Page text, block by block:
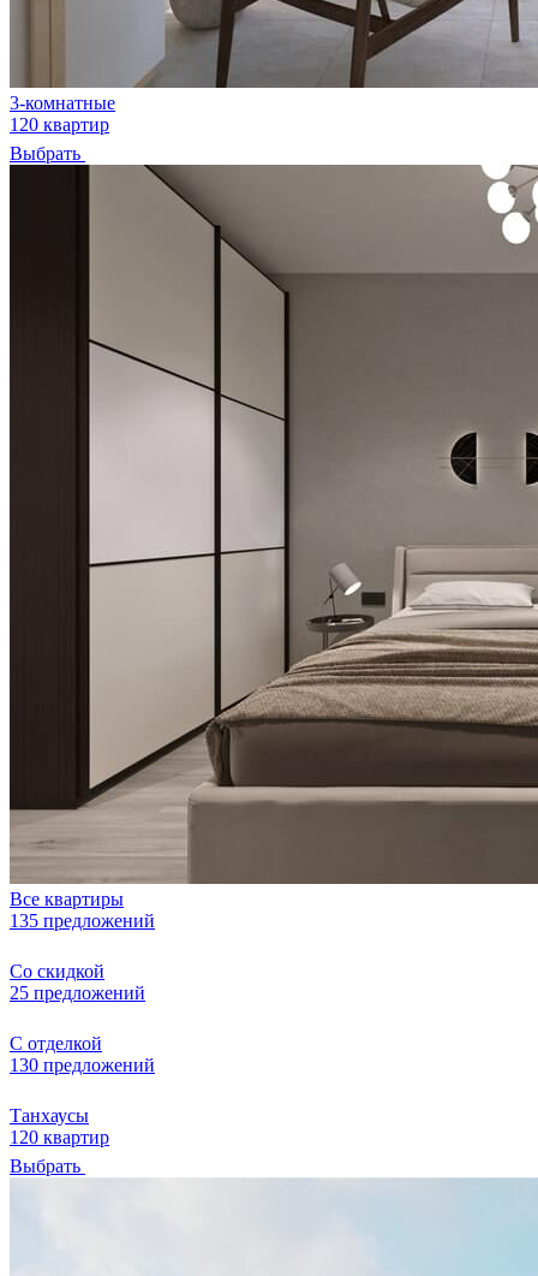
3-комнатные
120 квартир
Выбрать
Все квартиры
135 предложений
Со скидкой
25 предложений
С отделкой
130 предложений
Танхаусы
120 квартир
Выбрать